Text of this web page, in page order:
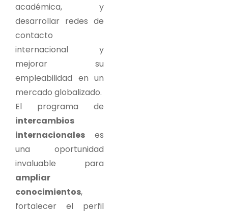
académica, y
desarrollar redes de
contacto
internacional y
mejorar su
empleabilidad en un
mercado globalizado.
El programa de
intercambios
internacionales es
una oportunidad
invaluable para
ampliar
conocimientos,
fortalecer el perfil